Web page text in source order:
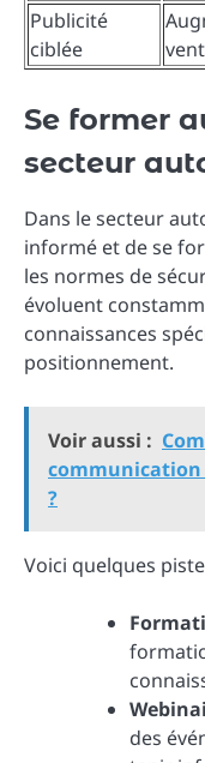
Publicité
ciblée
Se former
secteur
Dans le secteur
informé et de se
les normes de
évoluent
connaissances
positionnement.
Voir aussi :
communication
?
Voici quelques
des